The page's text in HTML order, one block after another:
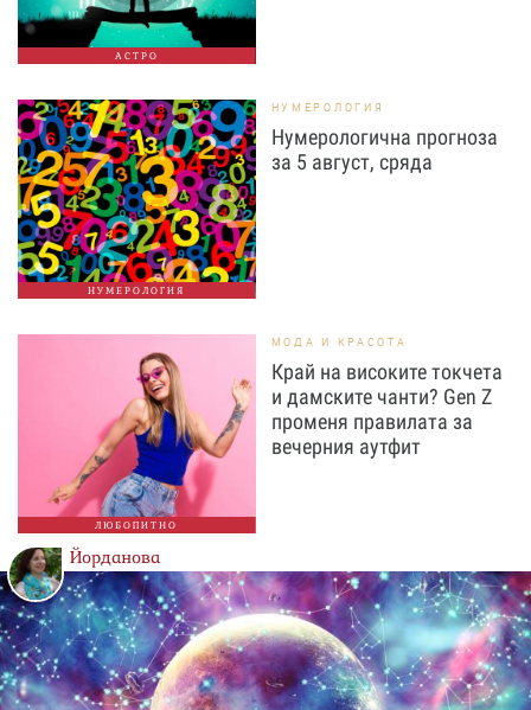
АСТРО
НУМЕРОЛОГИЯ
НУМЕРОЛОГИЯ
Нумерологична прогноза
за 5 август, сряда
ЛЮБОПИТНО
МОДА И КРАСОТА
Край на високите токчета
и дамските чанти? Gen Z
променя правилата за
вечерния аутфит
Йорданова